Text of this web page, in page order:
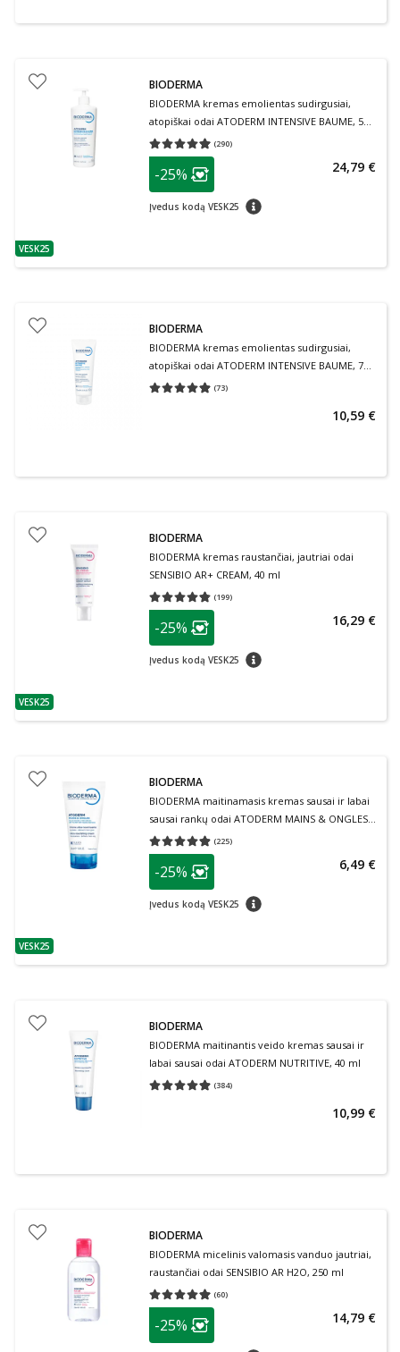
patarimas
VESK25
BIODERMA
BIODERMA kremas emolientas sudirgusiai,
atopiškai odai ATODERM INTENSIVE BAUME, 500
ml
(290)
Vidutinis įvertinimas 4.96
patarimas
Lojalumo klubo narių nuolaida
-25%
Įvedus kodą VESK25 patarimas
24,79 €
BIODERMA
BIODERMA kremas emolientas sudirgusiai,
atopiškai odai ATODERM INTENSIVE BAUME, 75
ml
(73)
Vidutinis įvertinimas 4.90
10,59 €
patarimas
VESK25
BIODERMA
BIODERMA kremas raustančiai, jautriai odai
SENSIBIO AR+ CREAM, 40 ml
(199)
Vidutinis įvertinimas 4.77
patarimas
Lojalumo klubo narių nuolaida
-25%
Įvedus kodą VESK25 patarimas
16,29 €
patarimas
VESK25
BIODERMA
BIODERMA maitinamasis kremas sausai ir labai
sausai rankų odai ATODERM MAINS & ONGLES,
50 ml
(225)
Vidutinis įvertinimas 4.86
patarimas
Lojalumo klubo narių nuolaida
-25%
Įvedus kodą VESK25 patarimas
6,49 €
BIODERMA
BIODERMA maitinantis veido kremas sausai ir
labai sausai odai ATODERM NUTRITIVE, 40 ml
(384)
Vidutinis įvertinimas 4.90
10,99 €
BIODERMA
BIODERMA micelinis valomasis vanduo jautriai,
raustančiai odai SENSIBIO AR H2O, 250 ml
(60)
Vidutinis įvertinimas 4.97
patarimas
Lojalumo klubo narių nuolaida
-25% 14,79 €